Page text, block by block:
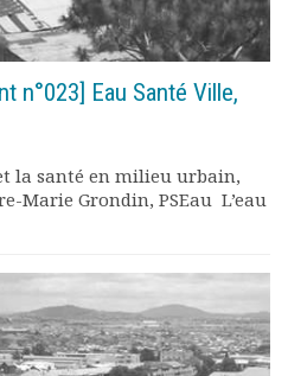
n°023] Eau Santé Ville,
la santé en milieu urbain,
Marie Grondin, PSEau L’eau